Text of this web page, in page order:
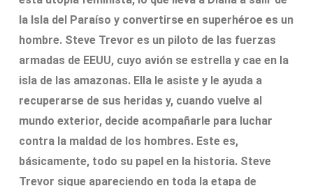
la Isla del Paraíso y convertirse en superhéroe es un
hombre. Steve Trevor es un piloto de las fuerzas
armadas de EEUU, cuyo avión se estrella y cae en la
isla de las amazonas. Ella le asiste y le ayuda a
recuperarse de sus heridas y, cuando vuelve al
mundo exterior, decide acompañarle para luchar
contra la maldad de los hombres. Este es,
básicamente, todo su papel en la historia. Steve
Trevor sigue apareciendo en toda la etapa de